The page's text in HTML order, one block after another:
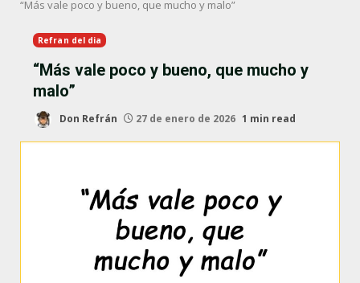
“Más vale poco y bueno, que mucho y malo”
Refran del dia
“Más vale poco y bueno, que mucho y
malo”
Don Refrán 27 de enero de 2026 1 min read